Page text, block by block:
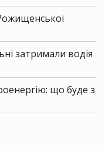
затримали водія
що буде з